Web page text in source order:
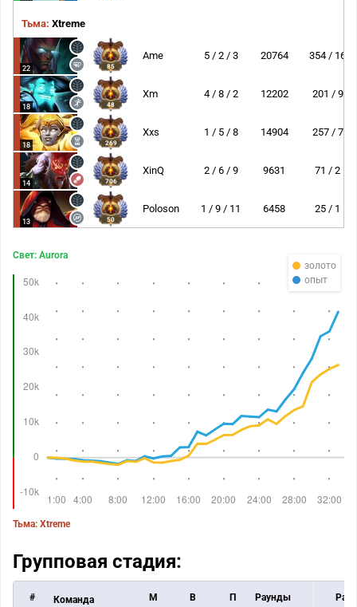
Тьма: Xtreme
22 85
Ame 5 / 2 / 3 20764 354 / 16
18 48
Xm 4 / 8 / 2 12202 201 / 9
18 269
Xxs 1 / 5 / 8 14904 257 / 7
14 706
XinQ 2 / 6 / 9 9631 71 / 2
13 50
Poloson 1 / 9 / 11 6458 25 / 1
золото
опыт
Свет: Aurora
Тьма: Xtreme
Групповая стадия:
# Команда M В П Раунды